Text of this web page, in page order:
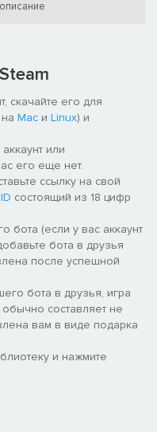
– Cathodic Magazine
Клаус
пора есть!" – Моя
Hello World, Yponeko, Le
уровнями
4 игроков
скачайте его для
Mac и Linux) и
или
его еще нет.
ссылку на свой
состоящий из 18 цифр
бота (если у вас аккаунт
бота в друзья
после успешной
бота в друзья, игра
составляет не
вам в виде подарка
и нажмите